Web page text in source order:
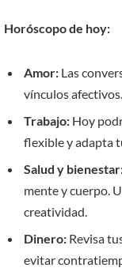
Horóscopo de hoy:
Amor: Las
vínculos
Trabajo: Hoy
flexible y adapta
Salud y
mente y cuerpo.
creatividad.
Dinero: Revisa
evitar